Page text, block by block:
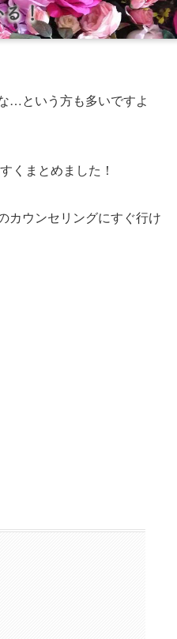
…という方も多いですよ
くまとめました！
カウンセリングにすぐ行け